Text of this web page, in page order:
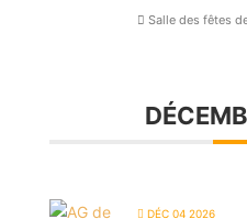
Salle des fêtes
DÉC 04 2026